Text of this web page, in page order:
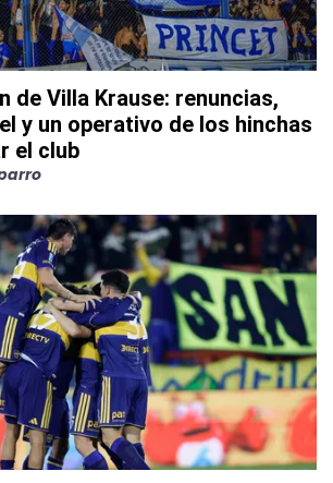
de Villa Krause: renuncias,
y un operativo de los hinchas
el club